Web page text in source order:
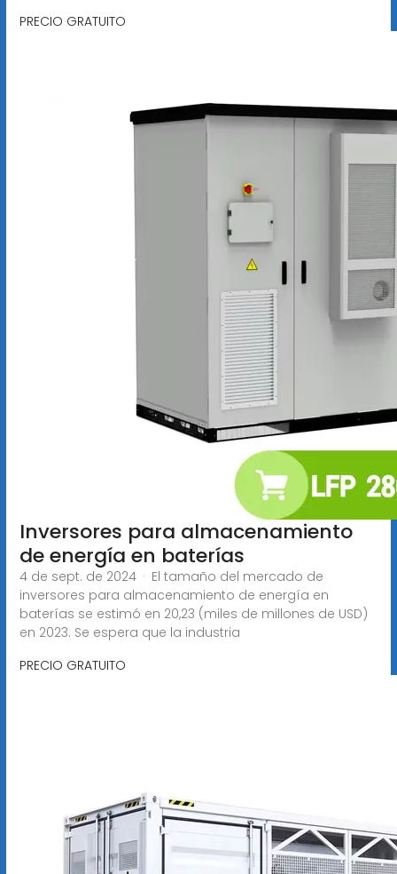
PRECIO GRATUITO
Inversores para almacenamiento
de energía en baterías
4 de sept. de 2024 · El tamaño del mercado de
inversores para almacenamiento de energía en
baterías se estimó en 20,23 (miles de millones de USD)
en 2023. Se espera que la industria
PRECIO GRATUITO